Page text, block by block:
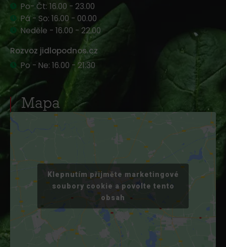
Po- Čt: 16.00 - 23.00
Pá - So: 16.00 - 00.00
Neděle - 16.00 - 22.00
Rozvoz jidlopodnos.cz
Po - Ne: 16.00 - 21:30
Mapa
Klepnutím přijměte marketingové
soubory cookie a povolte tento
obsah